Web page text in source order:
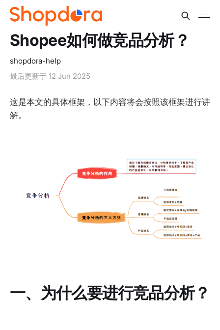
Shopee如何做竞品分析？
shopdora-help
最后更新于 12 Jun 2025
这是本文的具体框架，以下内容将会按照该框架进行讲
解。
一、为什么要进行竞品分析？